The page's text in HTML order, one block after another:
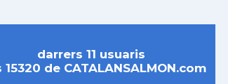
darrers 11 usuaris
15320 de CATALANSALMON.com